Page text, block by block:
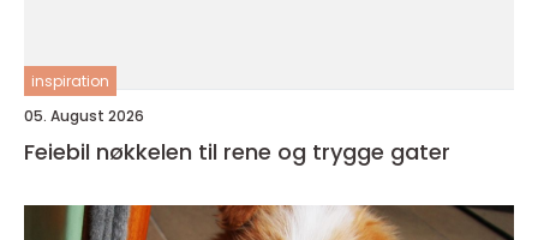
inspiration
05. August 2026
Feiebil nøkkelen til rene og trygge gater